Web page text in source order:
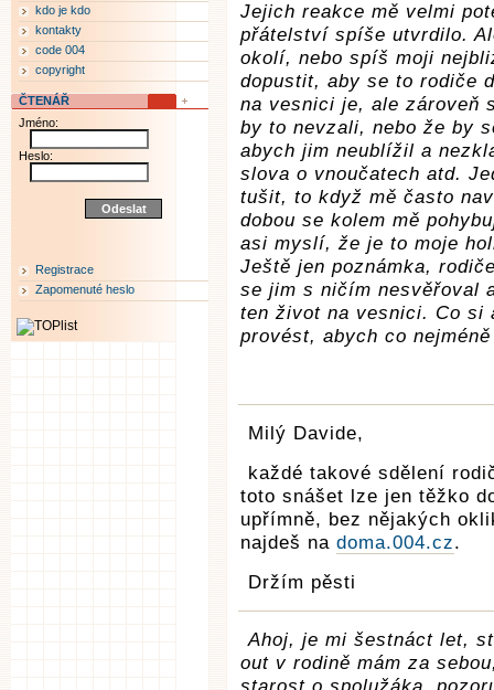
Jejich reakce mě velmi
přátelství spíše utvrdilo.
okolí, nebo spíš moji
dopustit, aby se to rodiče
na vesnici je, ale zároveň
by to nevzali, nebo že by
abych jim neublížil a
slova o vnoučatech atd.
tušit, to když mě často
dobou se kolem mě
asi myslí, že je to moje
Ještě jen poznámka,
se jim s ničím nesvěřoval
ten život na vesnici. Co si
provést, abych co
Milý Davide,
každé takové sdělení
toto snášet lze jen těžko
upřímně, bez nějakých
najdeš na doma.004.cz.
Držím pěsti
Ahoj, je mi šestnáct let,
out v rodině mám za
kdo je kdo
kontakty
code 004
copyright
ČTENÁŘ
Jméno:
Heslo:
Registrace
Zapomenuté heslo